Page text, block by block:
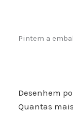
Pintem a
Desenhem
Quantas